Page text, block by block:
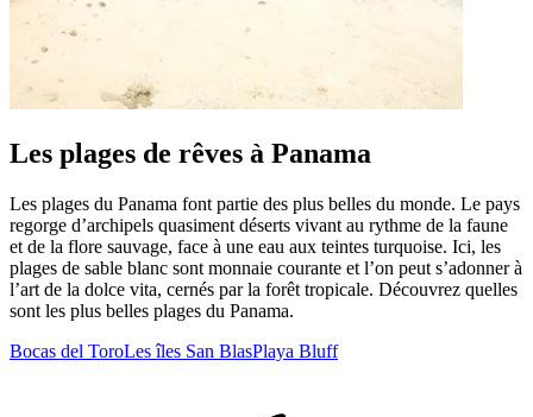
Les plages de rêves à Panama
Les plages du Panama font partie des plus belles du monde. Le pays
regorge d’archipels quasiment déserts vivant au rythme de la faune
et de la flore sauvage, face à une eau aux teintes turquoise. Ici, les
plages de sable blanc sont monnaie courante et l’on peut s’adonner à
l’art de la dolce vita, cernés par la forêt tropicale. Découvrez quelles
sont les plus belles plages du Panama.
Bocas del ToroLes îles San BlasPlaya Bluff